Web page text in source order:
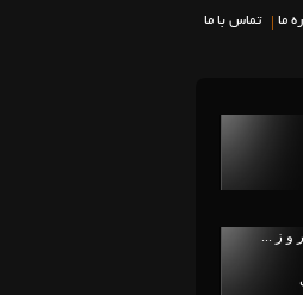
ما | تماس با ما
و ز ...